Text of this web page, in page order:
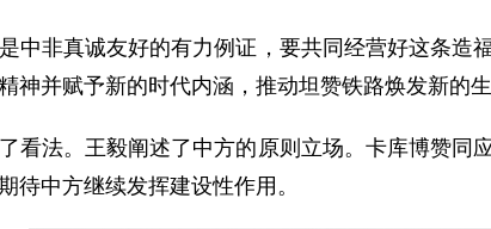
中非真诚友好的有力例证，要共同经营好这条造
神并赋予新的时代内涵，推动坦赞铁路焕发新的生
看法。王毅阐述了中方的原则立场。卡库博赞
待中方继续发挥建设性作用。